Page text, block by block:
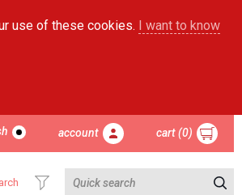
use of these cookies. I want to know
account cart (0)